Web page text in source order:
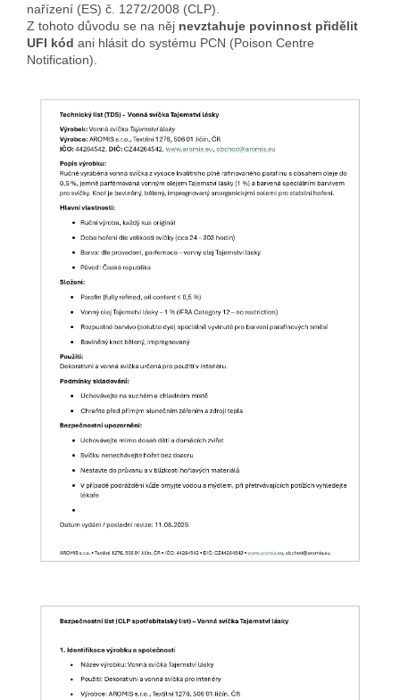
nařízení (ES) č. 1272/2008 (CLP).
Z tohoto důvodu se na něj nevztahuje povinnost přidělit
UFI kód ani hlásit do systému PCN (Poison Centre
Notification).